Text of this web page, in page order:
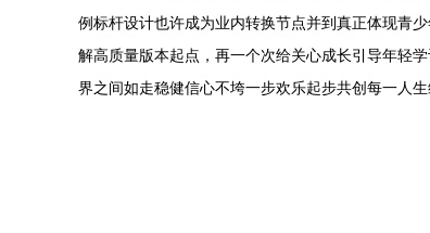
例标杆设计也许成为业内转换节点并到真正体现青
解高质量版本起点，再一个次给关心成长引导年轻
界之间如走稳健信心不垮一步欢乐起步共创每一人